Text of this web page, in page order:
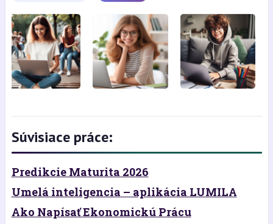
Súvisiace práce:
Predikcie Maturita 2026
Umelá inteligencia – aplikácia LUMILA
Ako Napísať Ekonomickú Prácu